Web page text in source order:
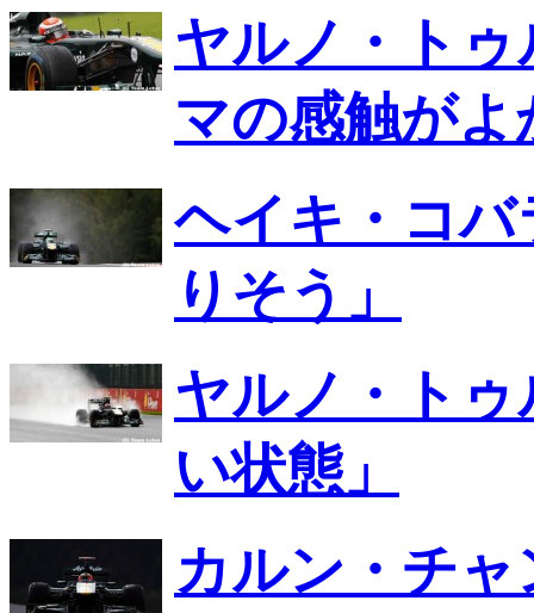
ヤルノ・ト
マの感触がよ
ヘイキ・コ
りそう」
ヤルノ・ト
い状態」
カルン・チ